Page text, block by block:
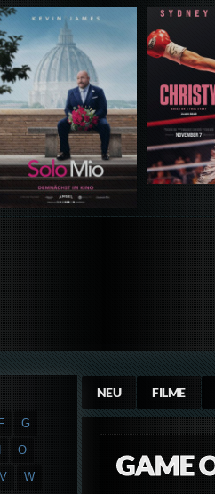
Details,Play
NEU FILME
GAME
G
O
V
W